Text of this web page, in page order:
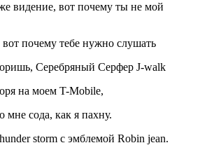
видение, вот почему ты не мой
почему тебе нужно слушать
Серебряный Серфер J-walk
на моем T-Mobile,
сода, как я пахну.
storm с эмблемой Robin jean.